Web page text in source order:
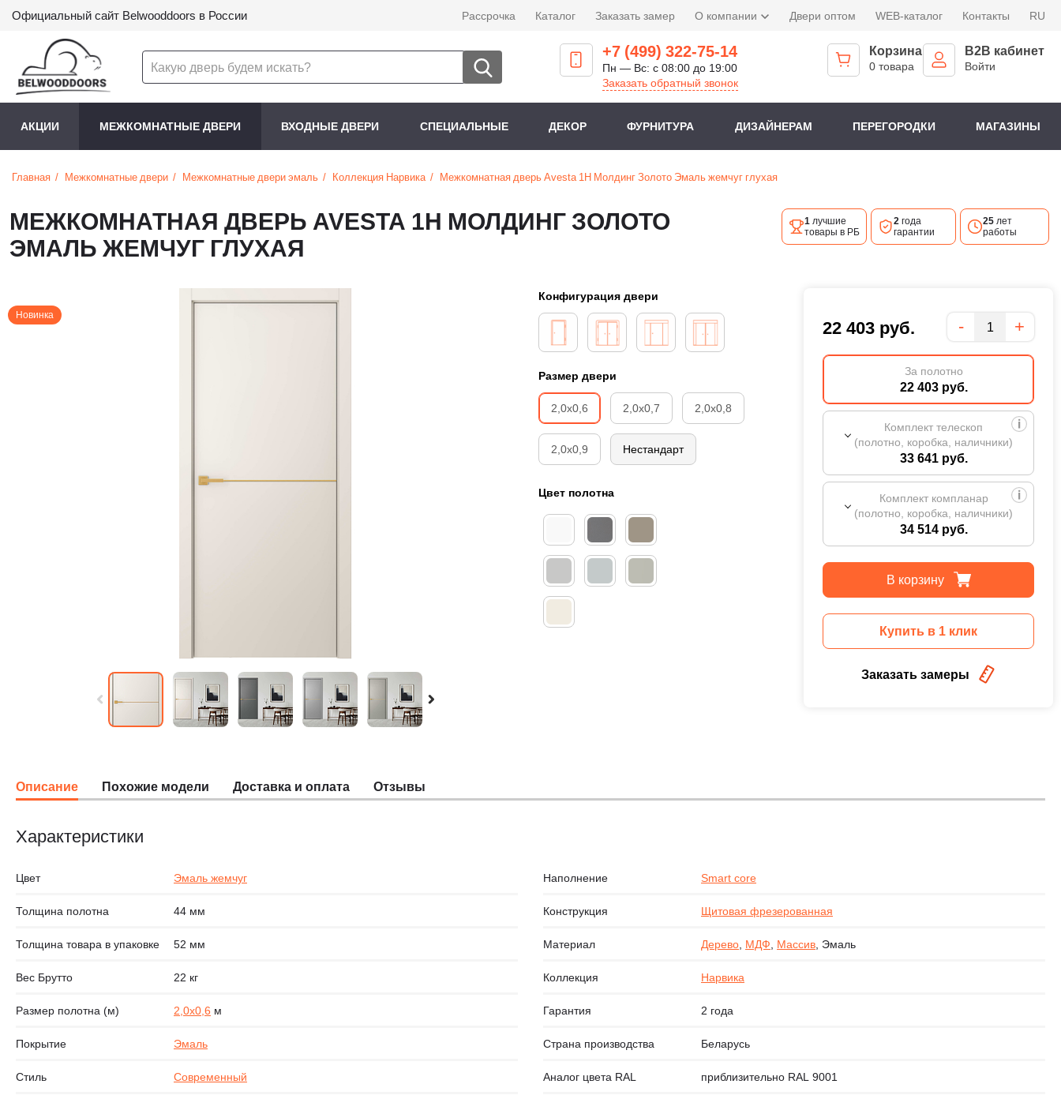
Официальный сайт Belwooddoors в России Рассрочка Каталог Заказать замер О компании Двери оптом WEB-каталог Контакты RU
+7 (499) 322-75-14
Пн — Вс: с 08:00 до 19:00
Заказать обратный звонок
Корзина
0 товара
B2B кабинет
Войти
АКЦИИ МЕЖКОМНАТНЫЕ ДВЕРИ ВХОДНЫЕ ДВЕРИ СПЕЦИАЛЬНЫЕ ДЕКОР ФУРНИТУРА ДИЗАЙНЕРАМ ПЕРЕГОРОДКИ МАГАЗИНЫ
Главная Межкомнатные двери Межкомнатные двери эмаль Коллекция Нарвика Межкомнатная дверь Avesta 1H Молдинг Золото Эмаль жемчуг глухая
МЕЖКОМНАТНАЯ ДВЕРЬ AVESTA 1H МОЛДИНГ ЗОЛОТО
ЭМАЛЬ ЖЕМЧУГ ГЛУХАЯ
1лучшие
товары в РБ
2года
гарантии
25лет
работы
Новинка
Конфигурация двери
Размер двери
2,0х0,6 2,0х0,7 2,0х0,8
2,0х0,9 Нестандарт
Цвет полотна
22 403 руб. Количество
- +
За полотно
22 403 руб.
Комплект телескоп
(полотно, коробка, наличники)
33 641 руб.
Комплект компланар
(полотно, коробка, наличники)
34 514 руб.
В корзину
Купить в 1 клик
Заказать замеры
Описание Похожие модели Доставка и оплата Отзывы
Характеристики
Цвет Эмаль жемчуг
Толщина полотна 44 мм
Толщина товара в упаковке 52 мм
Вес Брутто 22 кг
Размер полотна (м) 2,0х0,6 м
Покрытие Эмаль
Стиль Современный
Наполнение Smart core
Конструкция Щитовая фрезерованная
Материал Дерево, МДФ, Массив, Эмаль
Коллекция Нарвика
Гарантия 2 года
Страна производства Беларусь
Аналог цвета RAL приблизительно RAL 9001